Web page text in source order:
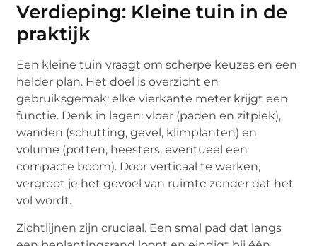
Verdieping: Kleine tuin in de
praktijk
Een kleine tuin vraagt om scherpe keuzes en een
helder plan. Het doel is overzicht en
gebruiksgemak: elke vierkante meter krijgt een
functie. Denk in lagen: vloer (paden en zitplek),
wanden (schutting, gevel, klimplanten) en
volume (potten, heesters, eventueel een
compacte boom). Door verticaal te werken,
vergroot je het gevoel van ruimte zonder dat het
vol wordt.
Zichtlijnen zijn cruciaal. Een smal pad dat langs